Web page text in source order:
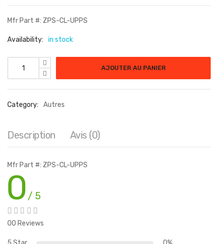
Mfr Part #: ZPS-CL-UPPS
Availability: in stock
AJOUTER AU PANIER
Category: Autres
Description Avis (0)
Mfr Part #: ZPS-CL-UPPS
0 / 5
00 Reviews